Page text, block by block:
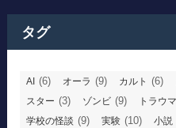
タグ
AI (6) オーラ (9) カルト (6)
スター (3) ゾンビ (9) トラウマ
学校の怪談 (9) 実験 (10) 小説